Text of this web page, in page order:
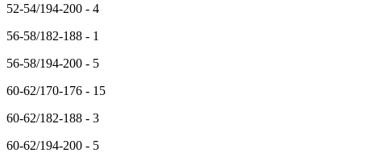
52-54/194-200 - 4
56-58/182-188 - 1
56-58/194-200 - 5
60-62/170-176 - 15
60-62/182-188 - 3
60-62/194-200 - 5